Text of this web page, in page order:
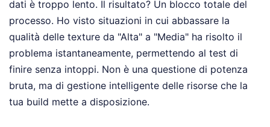
dati è troppo lento. Il risultato? Un blocco totale del
processo. Ho visto situazioni in cui abbassare la
qualità delle texture da "Alta" a "Media" ha risolto il
problema istantaneamente, permettendo al test di
finire senza intoppi. Non è una questione di potenza
bruta, ma di gestione intelligente delle risorse che la
tua build mette a disposizione.